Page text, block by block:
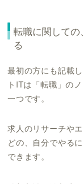
転職に関しての
る
最初の方にも記載
トITは「転職」の
一つです。
求人のリサーチや
どの、自分でやる
できます。